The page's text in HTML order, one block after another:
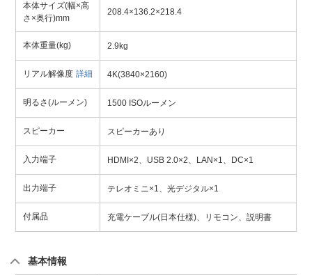
本体サイズ(幅×高
さ×奥行)mm
208.4×136.2×218.4
本体重量(kg) 2.9kg
リアル解像度 詳細 4K(3840×2160)
明るさ(ルーメン) 1500 ISOルーメン
スピーカー スピーカーあり
入力端子 HDMI×2、USB 2.0×2、LAN×1、DC×1
出力端子 テレオミニ×1、光デジタル×1
付属品 充電ケーブル(日本仕様)、リモコン、説明書
基本情報